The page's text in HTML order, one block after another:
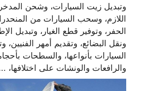
وتبديل زيت السيارات، وشحن
اللازم، وسحب السيارات من
الحفر، وتوفير قطع الغيار، وتبديل
ونقل البضائع، وتقديم أمهر الفنيين،
السيارات بأنواعها، والسطحات
والرافعات والونشات على اختلافها،